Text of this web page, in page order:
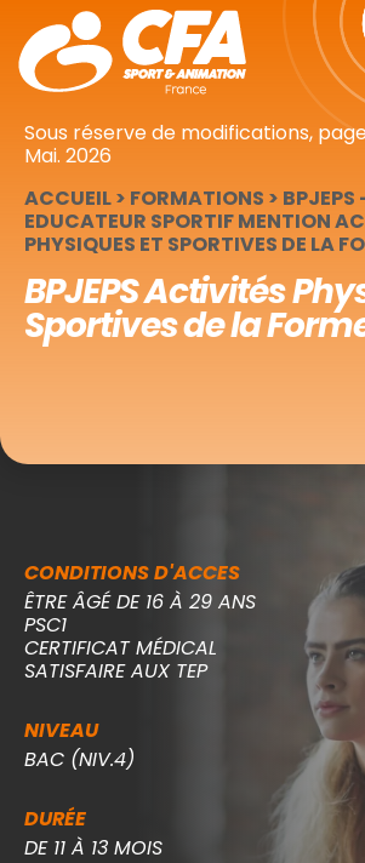
Sous réserve de modifications,
Mai. 2026
ACCUEIL> FORMATIONS > BPJEPS
EDUCATEUR SPORTIF MENTION
PHYSIQUES ET SPORTIVES DE LA
BPJEPS Activités
Sportives de la
CONDITIONS D'ACCES
ÊTRE ÂGÉ DE 16 À 29 ANS
PSC1
CERTIFICAT MÉDICAL
SATISFAIRE AUX TEP
NIVEAU
BAC (NIV.4)
DURÉE
DE 11 À 13 MOIS
Panneau de gestion des cookies